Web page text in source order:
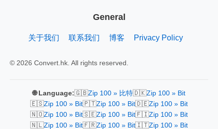
General
关于我们 联系我们 博客 Privacy Policy
© 2026 Convert.hk. All rights reserved.
🌐 Language:🇬🇧Zip 100 » 比特🇩🇰Zip 100 » Bit
🇪🇸Zip 100 » Bit🇵🇹Zip 100 » Bit🇩🇪Zip 100 » Bit
🇳🇴Zip 100 » Bit🇸🇪Zip 100 » Bit🇫🇮Zip 100 » Bit
🇳🇱Zip 100 » Bit🇫🇷Zip 100 » Bit🇮🇹Zip 100 » Bit